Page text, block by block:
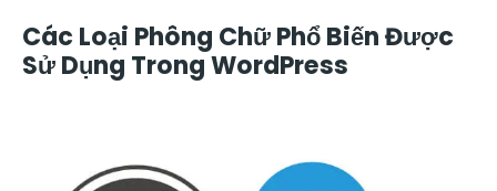
Các Loại Phông Chữ Phổ Biến Được
Sử Dụng Trong WordPress